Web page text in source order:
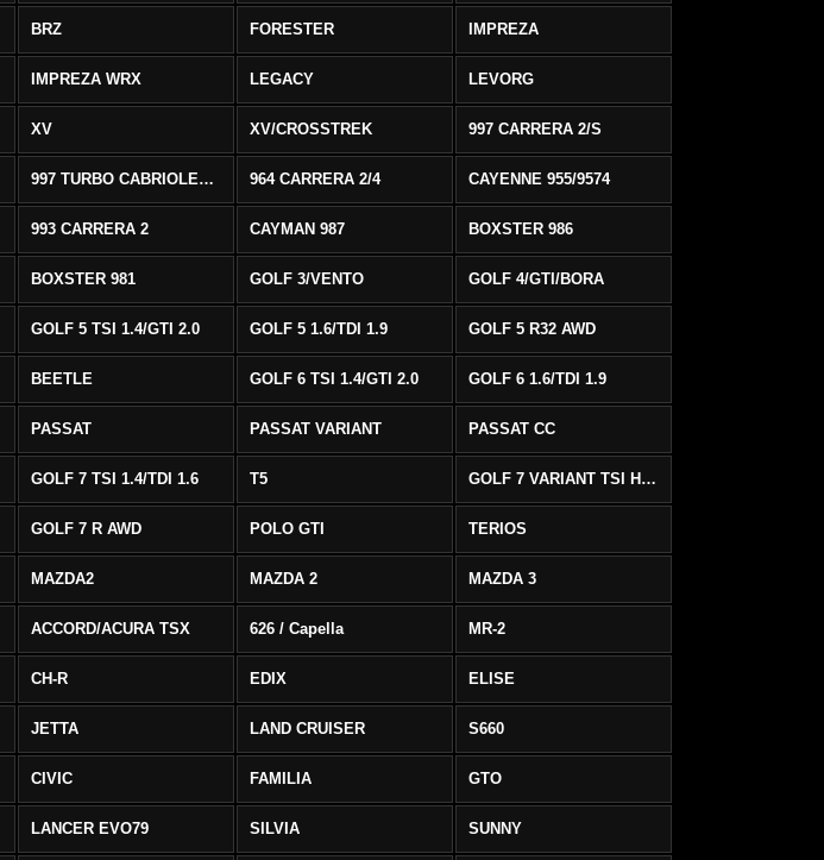
BRZ FORESTER IMPREZA
IMPREZA WRX LEGACY LEVORG
XV XV/CROSSTREK 997 CARRERA 2/S
997 TURBO CABRIOLET AWD 964 CARRERA 2/4 CAYENNE 955/9574
993 CARRERA 2 CAYMAN 987 BOXSTER 986
BOXSTER 981 GOLF 3/VENTO GOLF 4/GTI/BORA
GOLF 5 TSI 1.4/GTI 2.0 GOLF 5 1.6/TDI 1.9 GOLF 5 R32 AWD
BEETLE GOLF 6 TSI 1.4/GTI 2.0 GOLF 6 1.6/TDI 1.9
PASSAT PASSAT VARIANT PASSAT CC
GOLF 7 TSI 1.4/TDI 1.6 T5 GOLF 7 VARIANT TSI HIGHLINE/R-LINE
GOLF 7 R AWD POLO GTI TERIOS
MAZDA2 MAZDA 2 MAZDA 3
ACCORD/ACURA TSX 626 / Capella MR-2
CH-R EDIX ELISE
JETTA LAND CRUISER S660
CIVIC FAMILIA GTO
LANCER EVO79 SILVIA SUNNY